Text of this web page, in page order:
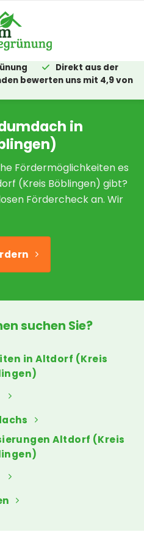
Direkt aus der
bewerten uns mit 4,9 von
in
Fördermöglichkeiten es
(Kreis Böblingen) gibt?
Fördercheck an. Wir
suchen Sie?
in Altdorf (Kreis
Altdorf (Kreis